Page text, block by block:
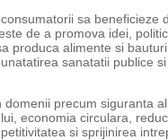
sa beneficieze
de a promova idei,
produca alimente si
sanatatii publice
precum siguranta
economia circulara,
si sprijinirea